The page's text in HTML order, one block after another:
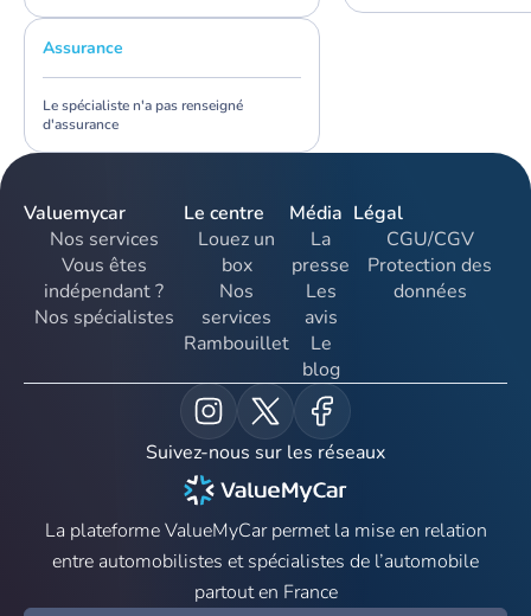
Assurance
Le spécialiste n'a pas renseigné
d'assurance
Valuemycar
Nos services
Vous êtes
indépendant ?
Nos spécialistes
Le centre
Louez un
box
Nos
services
Rambouillet
Média
La
presse
Les
avis
Le
blog
Légal
CGU/CGV
Protection des
données
Suivez-nous sur les réseaux
La plateforme ValueMyCar permet la mise en relation
entre automobilistes et spécialistes de l’automobile
partout en France